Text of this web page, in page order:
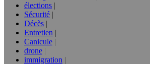
élections
Sécurité
Décès
Entretien
Canicule
drone
immigration